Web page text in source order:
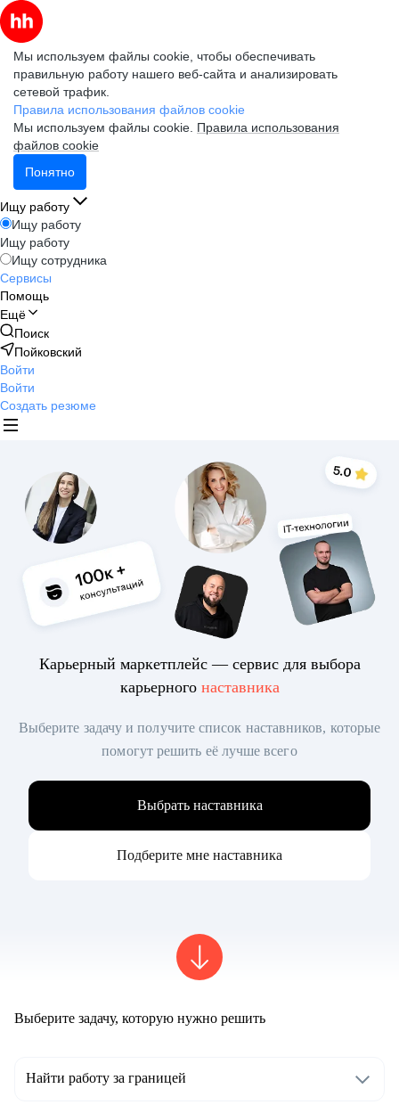
Мы используем файлы cookie, чтобы обеспечивать
правильную работу нашего веб-сайта и анализировать
сетевой трафик.
Правила использования файлов cookie
Мы используем файлы cookie. Правила использования
файлов cookie
Понятно
Ищу работу
Ищу работу
Ищу работу
Ищу сотрудника
Сервисы
Помощь
Ещё
Поиск
Пойковский
Войти
Войти
Создать резюме
Карьерный маркетплейс — сервис для выбора
карьерного наставника
Выберите задачу и получите список наставников, которые
помогут решить её лучше всего
Выбрать наставника
Подберите мне наставника
Выберите задачу, которую нужно решить
Найти работу за границей